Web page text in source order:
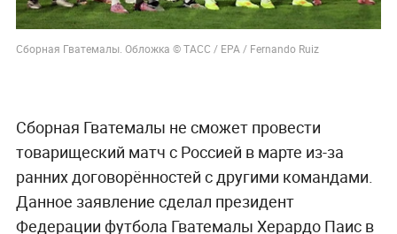
Сборная Гватемалы. Обложка © ТАСС / ЕРА / Fernando Ruiz
Сборная Гватемалы не сможет провести
товарищеский матч с Россией в марте из-за
ранних договорённостей с другими командами.
Данное заявление сделал президент
Федерации футбола Гватемалы Херардо Паис в